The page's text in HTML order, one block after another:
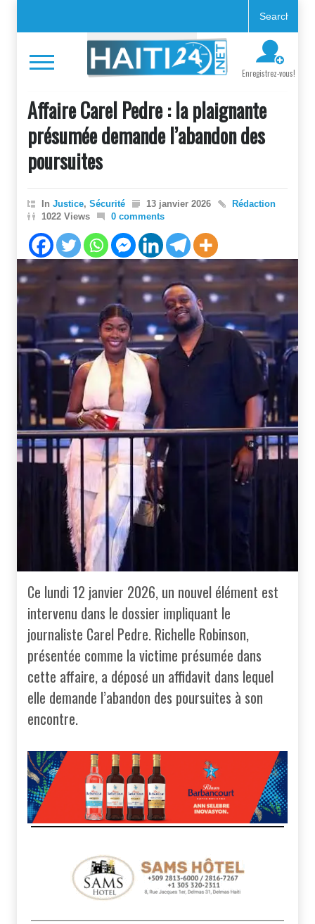
Enregistrez-vous!
Affaire Carel Pedre : la plaignante
présumée demande l’abandon des
poursuites
In Justice, Sécurité 13 janvier 2026
Rédaction
1022 Views
0 comments
Ce lundi 12 janvier 2026, un nouvel élément est
intervenu dans le dossier impliquant le
journaliste Carel Pedre. Richelle Robinson,
présentée comme la victime présumée dans
cette affaire, a déposé un affidavit dans lequel
elle demande l’abandon des poursuites à son
encontre.